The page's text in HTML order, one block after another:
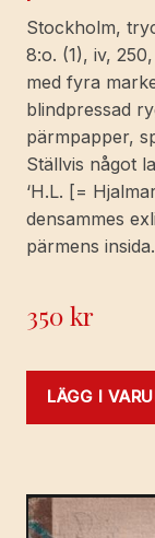
Stockholm,
8:o. (1), iv,
med fyra
blindpressad
pärmpapper,
Ställvis något
‘H.L. [=
densammes
pärmens insida.
350kr
LÄGG I